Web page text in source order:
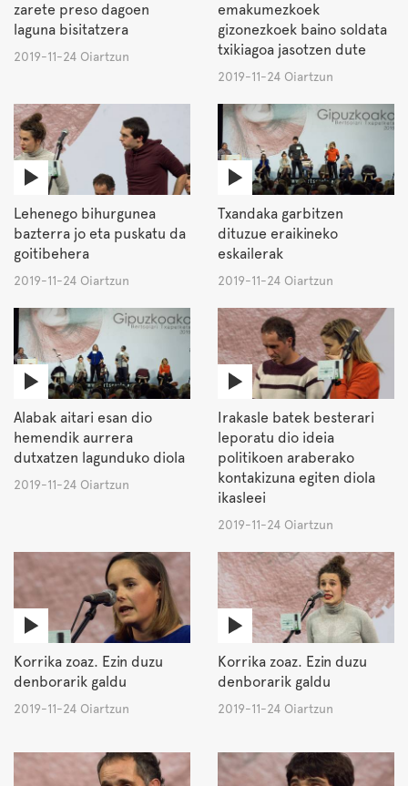
zarete preso dagoen
laguna bisitatzera
2019-11-24 Oiartzun
emakumezkoek
gizonezkoek baino soldata
txikiagoa jasotzen dute
2019-11-24 Oiartzun
Lehenego bihurgunea
bazterra jo eta puskatu da
goitibehera
2019-11-24 Oiartzun
Txandaka garbitzen
dituzue eraikineko
eskailerak
2019-11-24 Oiartzun
Alabak aitari esan dio
hemendik aurrera
dutxatzen lagunduko diola
2019-11-24 Oiartzun
Irakasle batek besterari
leporatu dio ideia
politikoen araberako
kontakizuna egiten diola
ikasleei
2019-11-24 Oiartzun
Korrika zoaz. Ezin duzu
denborarik galdu
2019-11-24 Oiartzun
Korrika zoaz. Ezin duzu
denborarik galdu
2019-11-24 Oiartzun